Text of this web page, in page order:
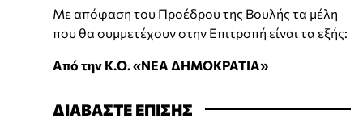
Με απόφαση του Προέδρου της Βουλής τα μέλη
που θα συμμετέχουν στην Επιτροπή είναι τα εξής:
Από την Κ.Ο. «ΝΕΑ ΔΗΜΟΚΡΑΤΙΑ»
ΔΙΑΒΑΣΤΕ ΕΠΙΣΗΣ